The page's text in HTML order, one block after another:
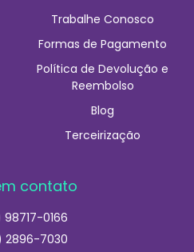
Trabalhe Conosco
Formas de Pagamento
Política de Devolução e
Reembolso
Blog
Terceirização
contato
98717-0166
2896-7030